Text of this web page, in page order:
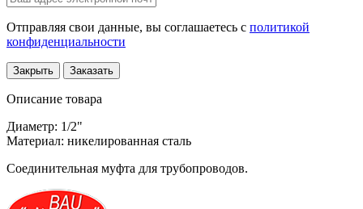
Отправляя свои данные, вы соглашаетесь с политикой
конфиденциальности
Закрыть Заказать
Описание товара
Диаметр: 1/2"
Материал: никелированная сталь
Соединительная муфта для трубопроводов.